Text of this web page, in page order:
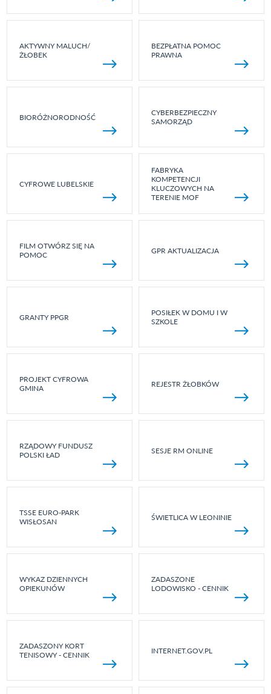
AKTYWNY MALUCH/
ŻŁOBEK
BEZPŁATNA POMOC
PRAWNA
BIORÓŻNORODNOŚĆ
CYBERBEZPIECZNY
SAMORZĄD
CYFROWE LUBELSKIE
FABRYKA
KOMPETENCJI
KLUCZOWYCH NA
TERENIE MOF
FILM OTWÓRZ SIĘ NA
POMOC
GPR AKTUALIZACJA
GRANTY PPGR
POSIŁEK W DOMU I W
SZKOLE
PROJEKT CYFROWA
GMINA
REJESTR ŻŁOBKÓW
RZĄDOWY FUNDUSZ
POLSKI ŁAD
SESJE RM ONLINE
TSSE EURO-PARK
WISŁOSAN
ŚWIETLICA W LEONINIE
WYKAZ DZIENNYCH
OPIEKUNÓW
ZADASZONE
LODOWISKO - CENNIK
ZADASZONY KORT
TENISOWY - CENNIK
INTERNET.GOV.PL